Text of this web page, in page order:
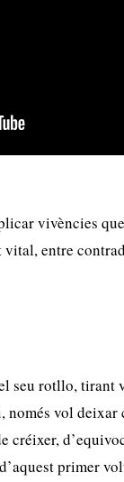
vivències
entre
seu rotllo,
vol deixar
créixer,
primer